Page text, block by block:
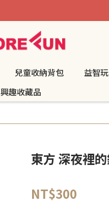
兒童收納背包 益智
興趣收藏品
東方 深夜裡
NT$300